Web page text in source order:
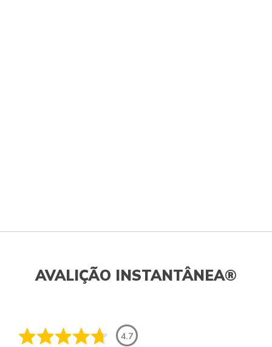
AVALIÇÃO INSTANTÂNEA®
4.7